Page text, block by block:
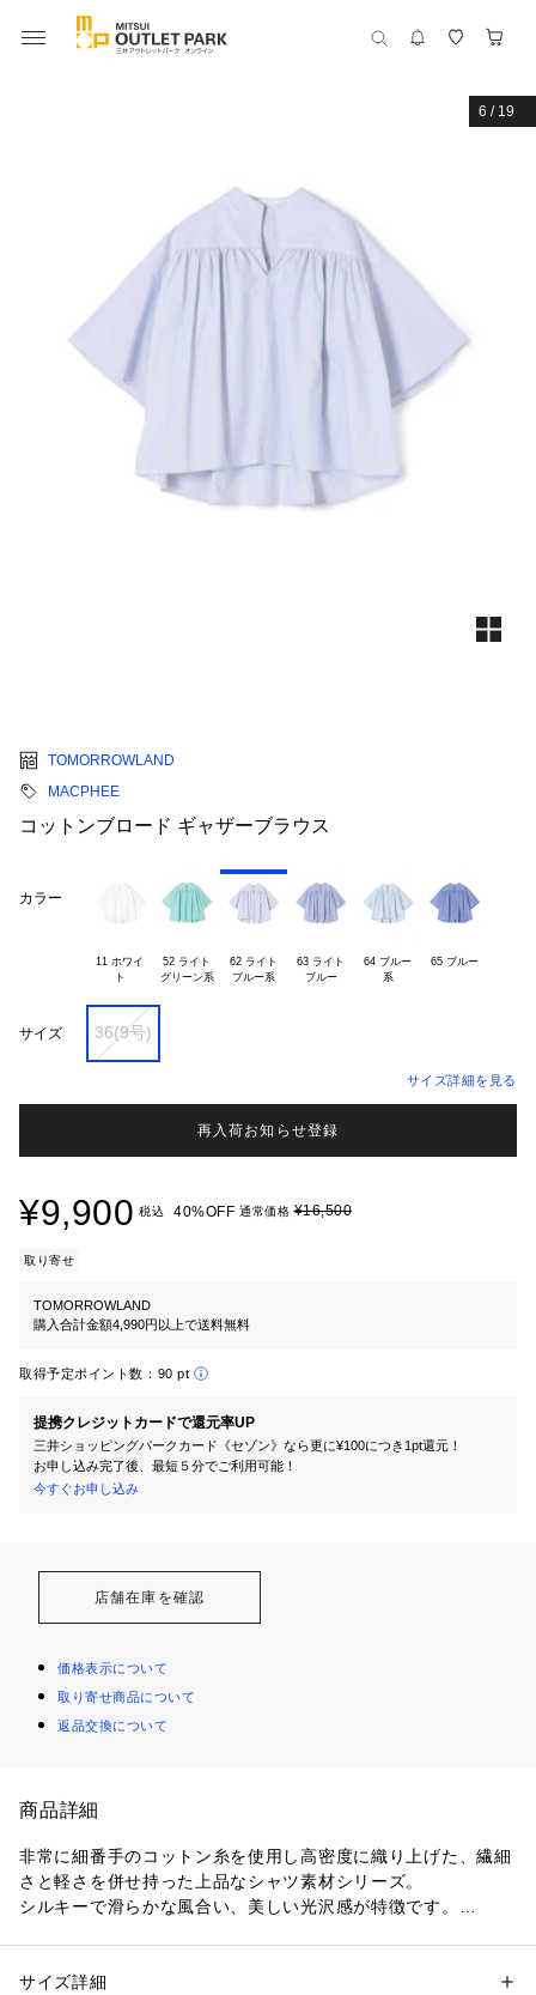
6 / 19
TOMORROWLAND
MACPHEE
コットンブロード ギャザーブラウス
カラー
11 ホワイ
52 ライト
グリーン系
62 ライト
63 ライト
ブルー
64 ブルー
系
65 ブルー
サイズ 36(9号)
サイズ詳細を見る
再入荷お知らせ登録
¥9,900 税込 40%OFF 通常価格¥16,500
取り寄せ
TOMORROWLAND
購入合計金額4,990円以上で送料無料
取得予定ポイント数： 90 pt
提携クレジットカードで還元率UP
三井ショッピングパークカード《セゾン》なら更に¥100につき1pt還元！
お申し込み完了後、最短５分でご利用可能！
今すぐお申し込み
店舗在庫を確認
価格表示について
取り寄せ商品について
返品交換について
商品詳細
非常に細番手のコットン糸を使用し高密度に織り上げた、繊細
さと軽さを併せ持った上品なシャツ素材シリーズ。
シルキーで滑らかな風合い、美しい光沢感が特徴です。
頃とフレアスリーブでキュートさをプラスした一枚。
性別：レディース
サイズ詳細